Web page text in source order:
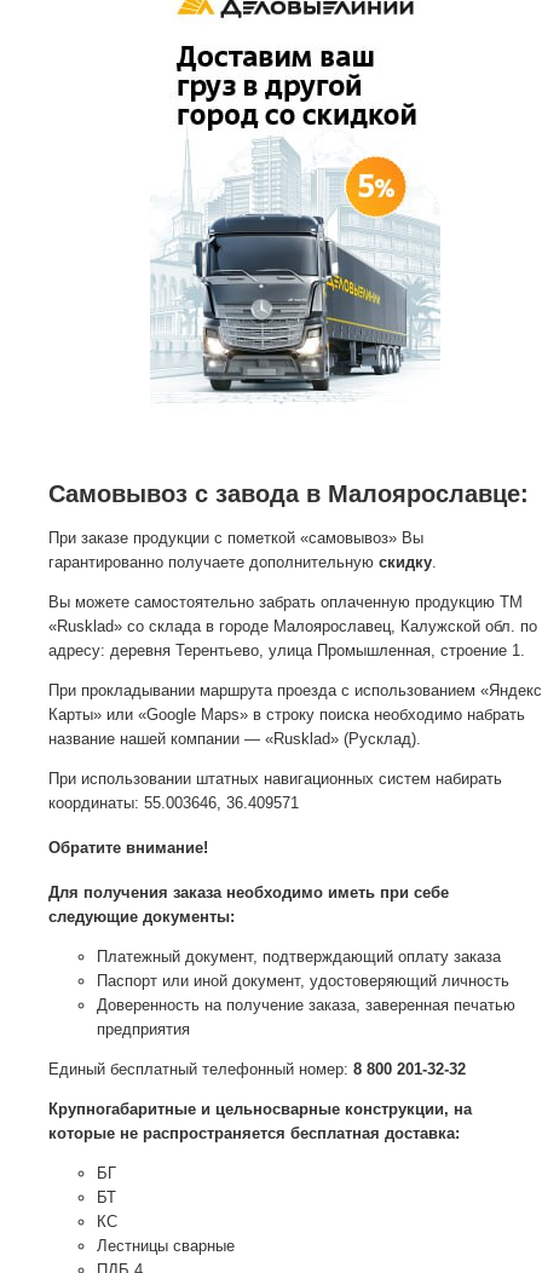
Самовывоз с завода в Малоярославце:
При заказе продукции с пометкой «самовывоз» Вы
гарантированно получаете дополнительную скидку
Вы можете самостоятельно забрать оплаченную продукцию ТМ
«Rusklad» со склада в городе Малоярославец, Калужской обл. по
адресу: деревня Терентьево, улица Промышленная, строение 1.
При прокладывании маршрута проезда с использованием «Яндекс
Карты» или «Google Maps» в строку поиска необходимо набрать
название нашей компании — «Rusklad» (Русклад).
При использовании штатных навигационных систем набирать
координаты: 55.003646, 36.409571
Обратите внимание!
Для получения заказа необходимо иметь при себе
следующие документы:
Платежный документ, подтверждающий оплату заказа
Паспорт или иной документ, удостоверяющий личность
Доверенность на получение заказа, заверенная печатью
предприятия
Единый бесплатный телефонный номер: 8 800 201-32-32
Крупногабаритные и цельносварные конструкции, на
которые не распространяется бесплатная доставка:
БГ
БТ
КС
Лестницы сварные